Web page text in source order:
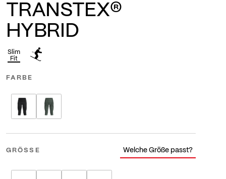
TRANSTEX®
HYBRID
Slim
Fit
FARBE
GRÖSSE Welche Größe passt?